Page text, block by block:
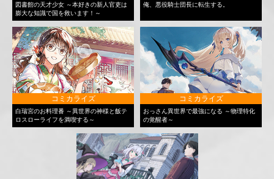
図書館の天才少女 ～本好きの新人官吏は
膨大な知識で国を救います！～
俺、悪役騎士団長に転生する。
コミカライズ
白瑞宮のお料理番 ～異世界の神様と飯テ
ロスローライフを満喫する～
コミカライズ
おっさん異世界で最強になる ～物理特化
の覚醒者～